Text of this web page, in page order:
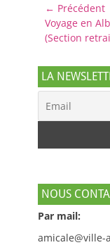
Navigation
de
l’article
← Précédent
Article
précédent :
Voyage en
(Section
LA
NOUS
Par mail: